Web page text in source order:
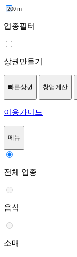
200 m
업종필터
상권만들기
빠른상권 창업계산
이용가이드
메뉴
전체 업종
음식
소매